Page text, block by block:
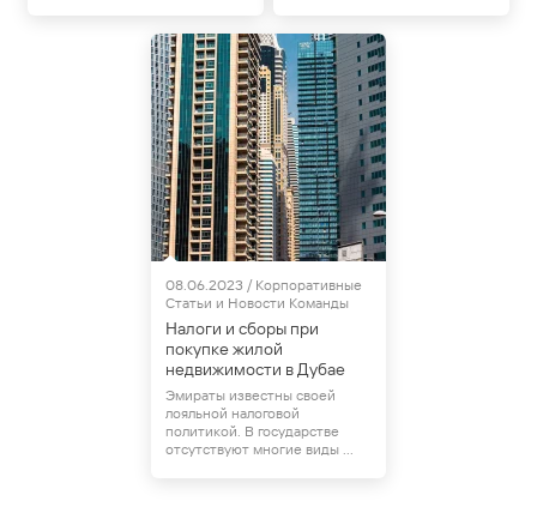
08.06.2023 / Корпоративные
Статьи и Новости Команды
Налоги и сборы при
покупке жилой
недвижимости в Дубае
Эмираты известны своей
лояльной налоговой
политикой. В государстве
отсутствуют многие виды ...